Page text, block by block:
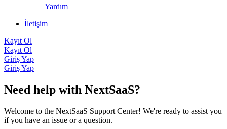
Yardım
İletişim
Kayıt Ol
Kayıt Ol
Giriş Yap
Giriş Yap
Need help with NextSaaS?
Welcome to the NextSaaS Support Center! We're ready to assist you
if you have an issue or a question.